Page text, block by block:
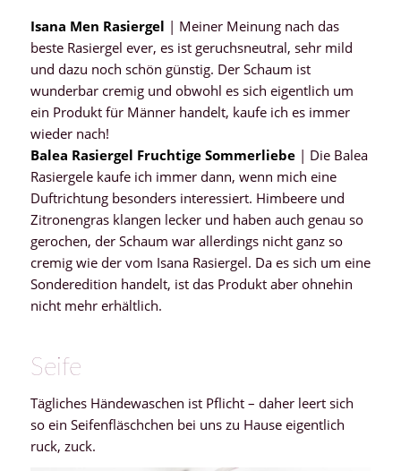
Isana Men Rasiergel | Meiner Meinung nach das
beste Rasiergel ever, es ist geruchsneutral, sehr mild
und dazu noch schön günstig. Der Schaum ist
wunderbar cremig und obwohl es sich eigentlich um
ein Produkt für Männer handelt, kaufe ich es immer
wieder nach!
Balea Rasiergel Fruchtige Sommerliebe| Die Balea
Rasiergele kaufe ich immer dann, wenn mich eine
Duftrichtung besonders interessiert. Himbeere und
Zitronengras klangen lecker und haben auch genau so
gerochen, der Schaum war allerdings nicht ganz so
cremig wie der vom Isana Rasiergel. Da es sich um eine
Sonderedition handelt, ist das Produkt aber ohnehin
nicht mehr erhältlich.
Seife
Tägliches Händewaschen ist Pflicht – daher leert sich
so ein Seifenfläschchen bei uns zu Hause eigentlich
ruck, zuck.